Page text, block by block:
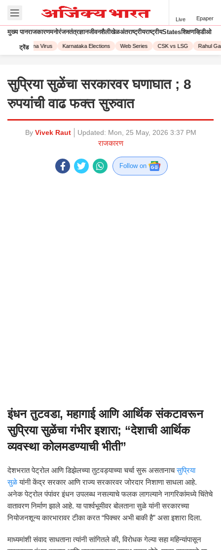
Live Epaper
मुख्य पानराजकारणमनोरंजनतंत्रज्ञानजीवनशैलीखेळअंतराष्ट्रीयराष्ट्रीयStatesशिक्षणव्हिडीओ
ट्रेंड
Corona Virus Karnataka Elections Web Series CSK vs LSG Rahul
सुप्रिया सुळेंचा सरकारवर घणाघात ; 8
रुपयांची वाढ फक्त सुरुवात
By Vivek Raut Updated: Mon, 25 May, 2026 3:37 PM
राजकारण
Follow on
इंधन तुटवडा, महागाई आणि आर्थिक संकटावरून
सुप्रिया सुळेंचा गंभीर इशारा; “देशाची आर्थिक
व्यवस्था कोलमडण्याची भीती”
देशभरात पेट्रोल आणि डिझेलच्या तुटवड्याच्या चर्चा सुरू असतानाचसुप्रिया
सुळेयांनी केंद्र सरकार आणि राज्य सरकारवर जोरदार निशाणा साधला आहे.
अनेक पेट्रोल पंपांवर इंधन उपलब्ध नसल्याचे फलक लागल्याने नागरिकांमध्ये चिंतेचे
वातावरण निर्माण झाले आहे. या पार्श्वभूमीवर बोलताना सुळे यांनी सरकारच्या
नियोजनशून्य कारभारावर टीका करत “पिक्चर अभी बाकी है” असा इशारा दिला.
माध्यमांशी संवाद साधताना त्यांनी सांगितले की, विरोधक गेल्या सहा महिन्यांपासून